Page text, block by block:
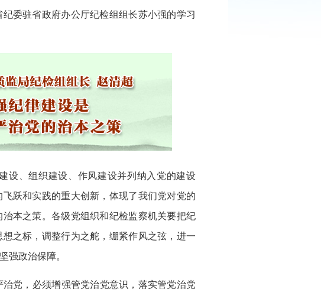
委驻省政府办公厅纪检组组长苏小强的学习
设、组织建设、作风建设并列纳入党的建设
跃和实践的重大创新，体现了我们党对党的
本之策。各级党组织和纪检监察机关要把纪
之标，调整行为之舵，绷紧作风之弦，进一
强政治保障。
党，必须增强管党治党意识，落实管党治党